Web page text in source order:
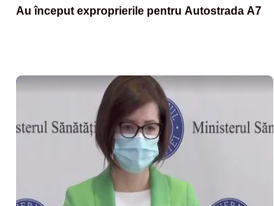
Au început exproprierile pentru Autostrada A7